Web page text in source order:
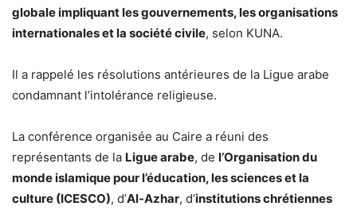
globale impliquant les gouvernements, les organisations
internationales et la société civile, selon KUNA.
Il a rappelé les résolutions antérieures de la Ligue arabe
condamnant l’intolérance religieuse.
La conférence organisée au Caire a réuni des
représentants de la Ligue arabe, de l’Organisation du
monde islamique pour l’éducation, les sciences et la
culture (ICESCO), d’Al-Azhar, d’institutions chrétiennes